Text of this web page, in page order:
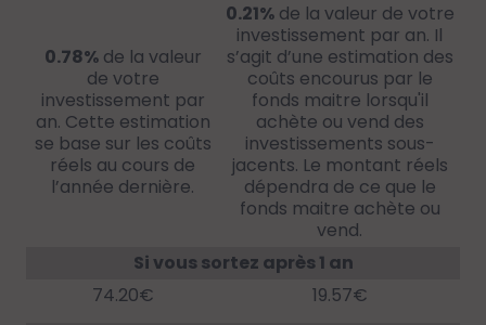
0.78%de la valeur
de votre
investissement par
an. Cette estimation
se base sur les coûts
réels au cours de
l’année dernière.
0.21%de la valeur de votre
investissement par an. Il
s’agit d’une estimation des
coûts encourus par le
fonds maitre lorsqu'il
achète ou vend des
investissements sous-
jacents. Le montant réels
dépendra de ce que le
fonds maitre achète ou
vend.
Si vous sortez après 1 an
74.20€
19.57€